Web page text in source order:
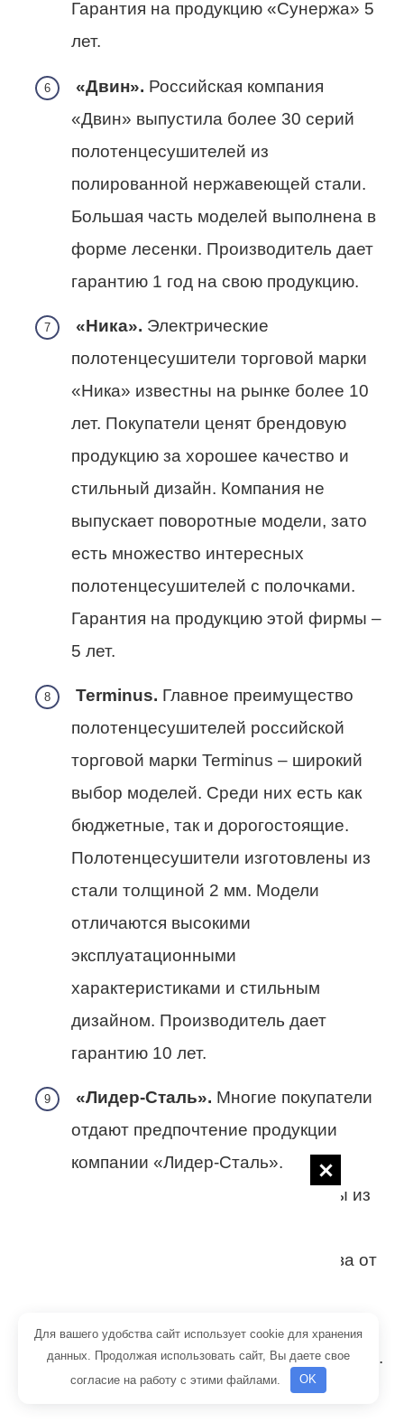
Гарантия на продукцию «Сунержа» 5
лет.
«Двин». Российская компания
«Двин» выпустила более 30 серий
полотенцесушителей из
полированной нержавеющей стали.
Большая часть моделей выполнена в
форме лесенки. Производитель дает
гарантию 1 год на свою продукцию.
«Ника». Электрические
полотенцесушители торговой марки
«Ника» известны на рынке более 10
лет. Покупатели ценят брендовую
продукцию за хорошее качество и
стильный дизайн. Компания не
выпускает поворотные модели, зато
есть множество интересных
полотенцесушителей с полочками.
Гарантия на продукцию этой фирмы –
5 лет.
Terminus. Главное преимущество
полотенцесушителей российской
торговой марки Terminus – широкий
выбор моделей. Среди них есть как
бюджетные, так и дорогостоящие.
Полотенцесушители изготовлены из
стали толщиной 2 мм. Модели
отличаются высокими
эксплуатационными
характеристиками и стильным
дизайном. Производитель дает
гарантию 10 лет.
«Лидер-Сталь». Многие покупатели
отдают предпочтение продукции
компании «Лидер-Сталь».
Полотенцесушители изготовлены из
регулировка температуры нагрева от
перегрева или переохлаждения
приборы отключаются автоматически.
Производитель дает 5-летнюю
Для вашего удобства сайт использует cookie для хранения
данных. Продолжая использовать сайт, Вы даете свое
согласие на работу с этими файлами.
OK